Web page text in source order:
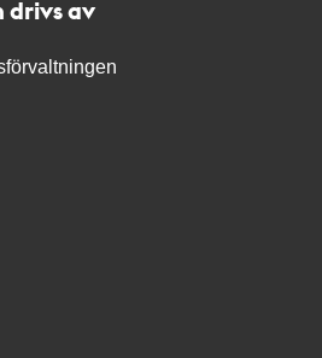
drivs av